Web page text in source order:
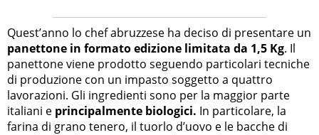
Quest’anno lo chef abruzzese ha deciso di presentare un
panettone in formato edizione limitata da 1,5 Kg. Il
panettone viene prodotto seguendo particolari tecniche
di produzione con un impasto soggetto a quattro
lavorazioni. Gli ingredienti sono per la maggior parte
italiani e principalmente biologici. In particolare, la
farina di grano tenero, il tuorlo d’uovo e le bacche di